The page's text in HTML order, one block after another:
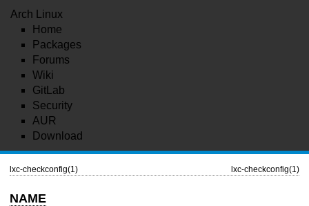
Arch Linux
Home
Packages
Forums
Wiki
GitLab
Security
AUR
Download
lxc-checkconfig(1) lxc-checkconfig(1)
NAME